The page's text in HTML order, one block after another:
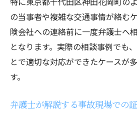
の当事者や複雑な交通事情が絡む
険会社への連絡前に一度弁護士へ
となります。実際の相談事例でも
とで適切な対応ができたケースが
す。
弁護士が解説する事故現場での